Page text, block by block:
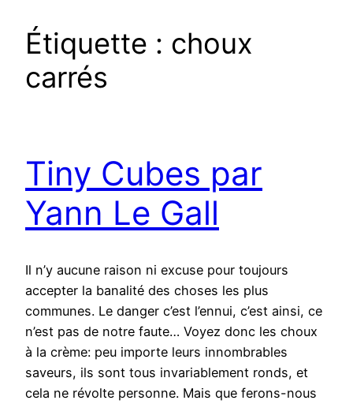
Étiquette : choux
carrés
Tiny Cubes par
Yann Le Gall
Il n’y aucune raison ni excuse pour toujours
accepter la banalité des choses les plus
communes. Le danger c’est l’ennui, c’est ainsi, ce
n’est pas de notre faute… Voyez donc les choux
à la crème: peu importe leurs innombrables
saveurs, ils sont tous invariablement ronds, et
cela ne révolte personne. Mais que ferons-nous